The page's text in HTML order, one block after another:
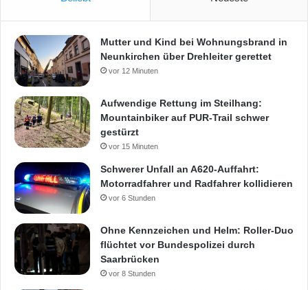
Mutter und Kind bei Wohnungsbrand in
Neunkirchen über Drehleiter gerettet
vor 12 Minuten
Aufwendige Rettung im Steilhang:
Mountainbiker auf PUR-Trail schwer
gestürzt
vor 15 Minuten
Schwerer Unfall an A620-Auffahrt:
Motorradfahrer und Radfahrer kollidieren
vor 6 Stunden
Ohne Kennzeichen und Helm: Roller-Duo
flüchtet vor Bundespolizei durch
Saarbrücken
vor 8 Stunden